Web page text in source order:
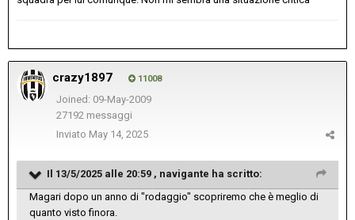
crazy1897 11008
Joined: 09-May-2009
27192 messaggi
Inviato May 14, 2025
Il 13/5/2025 alle 20:59 , navigante ha scritto:
Magari dopo un anno di "rodaggio" scopriremo che è meglio di
quanto visto finora.